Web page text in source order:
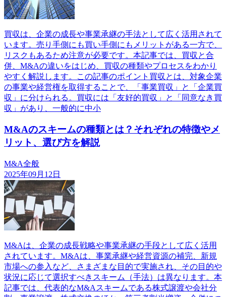
買収は、企業の成長や事業承継の手法として広く活用されて
います。売り手側にも買い手側にもメリットがある一方で、
リスクもあるため注意が必要です。本記事では、買収と合
併、M&Aの違いをはじめ、買収の種類やプロセスをわかり
やすく解説します。この記事のポイント買収とは、対象企業
の事業や経営権を取得することで、「事業買収」と「企業買
収」に分けられる。買収には「友好的買収」と「同意なき買
収」があり、一般的に中小
M&Aのスキームの種類とは？それぞれの特徴やメ
リット、選び方を解説
M&A全般
2025年09月12日
M&Aは、企業の成長戦略や事業承継の手段として広く活用
されています。M&Aは、事業承継や経営資源の補完、新規
市場への参入など、さまざまな目的で実施され、その目的や
状況に応じて選択すべきスキーム（手法）は異なります。本
記事では、代表的なM&Aスキームである株式譲渡や会社分